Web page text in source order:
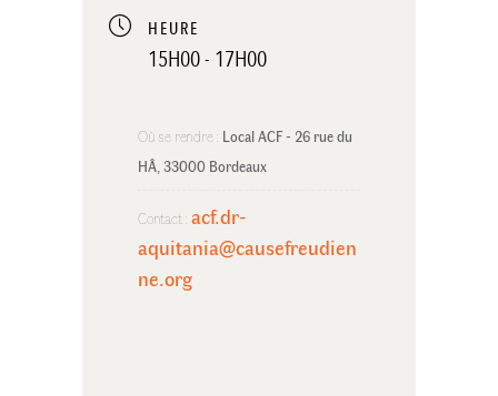
HEURE
15H00 - 17H00
Où se rendre : Local ACF - 26 rue du
HÂ, 33000 Bordeaux
Contact : acf.dr-
aquitania@causefreudien
ne.org